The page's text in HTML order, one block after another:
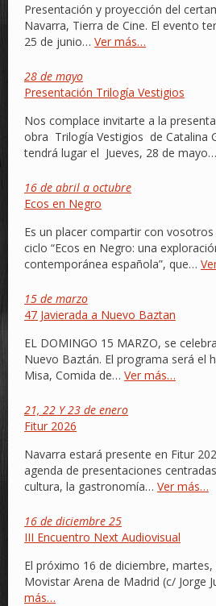
Presentación y proyección del
Navarra, Tierra de Cine. El evento
25 de junio… Ver más…
28 de mayo
Presentación Trilogía Vestigios
Nos complace invitarte a la
obra Trilogía Vestigios de Catalina
tendrá lugar el Jueves, 28 de mayo…
16 de abril a octubre
Ecos en Negro
Es un placer compartir con
ciclo “Ecos en Negro: una
contemporánea española”, que…
15 de marzo
47 Javierada a Nuevo Baztan
EL DOMINGO 15 MARZO, se
Nuevo Baztán. El programa será el
Misa, Comida de… Ver más…
21, 22 Y 23 de enero
Fitur 2026
Navarra estará presente en Fitur
agenda de presentaciones
cultura, la gastronomía… Ver más…
16 de diciembre 25
III Encuentro Next Audiovisual
El próximo 16 de diciembre,
Movistar Arena de Madrid (c/ Jorge
más…